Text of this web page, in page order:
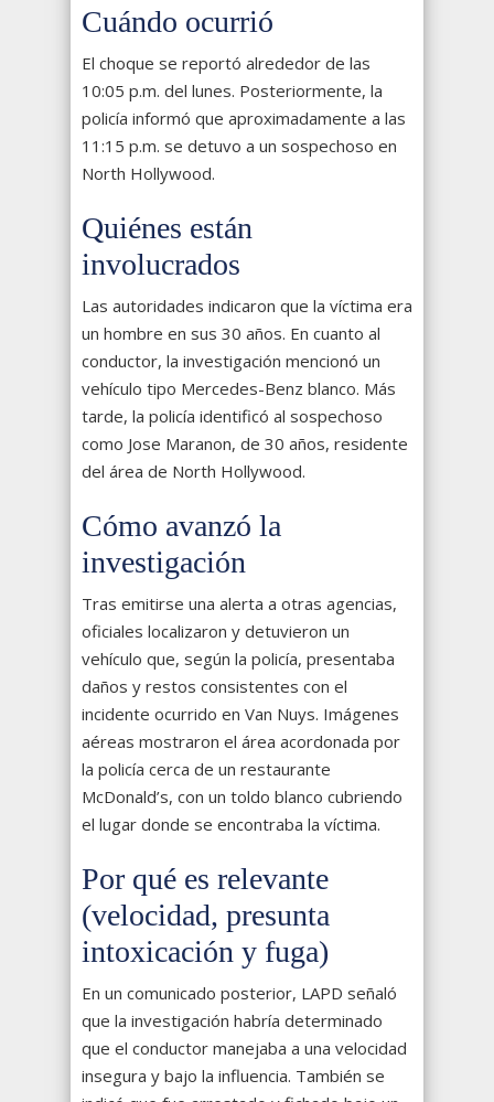
Cuándo ocurrió
El choque se reportó alrededor de las
10:05 p.m. del lunes. Posteriormente, la
policía informó que aproximadamente a las
11:15 p.m. se detuvo a un sospechoso en
North Hollywood.
Quiénes están
involucrados
Las autoridades indicaron que la víctima era
un hombre en sus 30 años. En cuanto al
conductor, la investigación mencionó un
vehículo tipo Mercedes-Benz blanco. Más
tarde, la policía identificó al sospechoso
como Jose Maranon, de 30 años, residente
del área de North Hollywood.
Cómo avanzó la
investigación
Tras emitirse una alerta a otras agencias,
oficiales localizaron y detuvieron un
vehículo que, según la policía, presentaba
daños y restos consistentes con el
incidente ocurrido en Van Nuys. Imágenes
aéreas mostraron el área acordonada por
la policía cerca de un restaurante
McDonald’s, con un toldo blanco cubriendo
el lugar donde se encontraba la víctima.
Por qué es relevante
(velocidad, presunta
intoxicación y fuga)
En un comunicado posterior, LAPD señaló
que la investigación habría determinado
que el conductor manejaba a una velocidad
insegura y bajo la influencia. También se